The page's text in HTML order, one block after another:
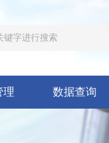
理 数据查询